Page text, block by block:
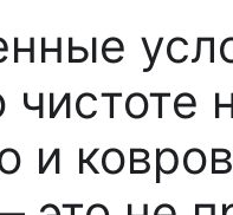
чистоте
и